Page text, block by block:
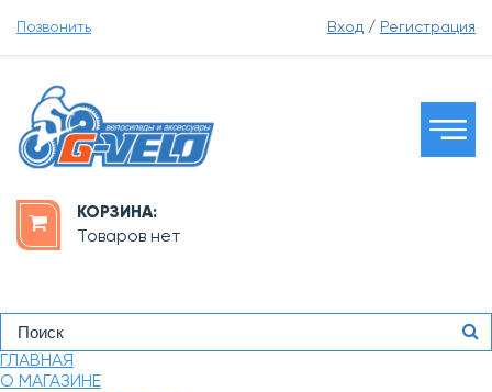
Позвонить Вход / Регистрация
КОРЗИНА:
Товаров нет
ГЛАВНАЯ
О МАГАЗИНЕ